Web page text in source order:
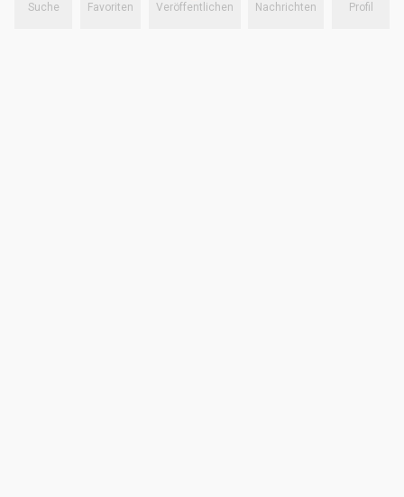
Suche Favoriten Veröffentlichen Nachrichten Profil